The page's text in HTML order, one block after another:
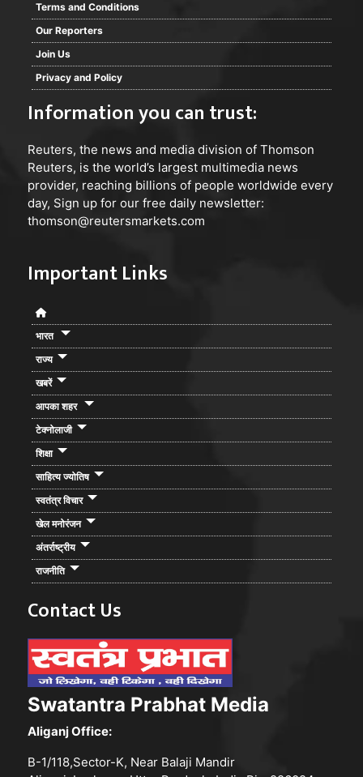
Terms and Conditions
Our Reporters
Join Us
Privacy and Policy
Information you can trust:
Reuters, the news and media division of Thomson
Reuters, is the world’s largest multimedia news
provider, reaching billions of people worldwide every
day, Sign up for our free daily newsletter:
thomson@reutersmarkets.com
Important Links
भारत
राज्य
खबरें
आपका शहर
टेक्नोलाजी
शिक्षा
साहित्य ज्योतिष
स्वतंत्र विचार
खेल मनोरंजन
अंतर्राष्ट्रीय
राजनीति
Contact Us
Swatantra Prabhat Media
Aliganj Office:
B-1/118,Sector-K, Near Balaji Mandir